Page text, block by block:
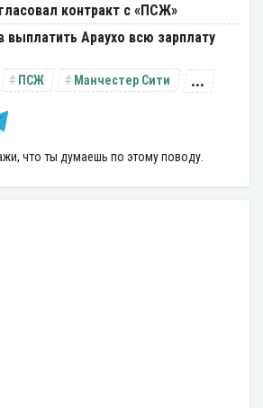
контракт с «ПСЖ»
выплатить Араухо всю зарплату
ПСЖ Манчестер Сити ...
что ты думаешь по этому поводу.